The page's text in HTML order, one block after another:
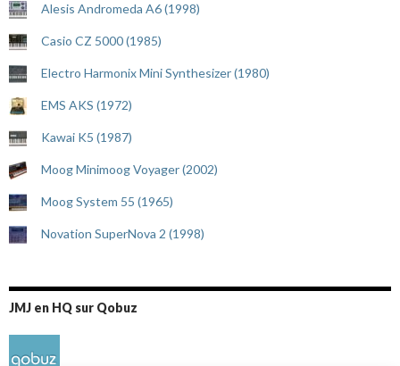
Alesis Andromeda A6 (1998)
Casio CZ 5000 (1985)
Electro Harmonix Mini Synthesizer (1980)
EMS AKS (1972)
Kawai K5 (1987)
Moog Minimoog Voyager (2002)
Moog System 55 (1965)
Novation SuperNova 2 (1998)
JMJ en HQ sur Qobuz